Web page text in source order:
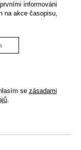
informováni
na akce časopisu,
se zásadami
.